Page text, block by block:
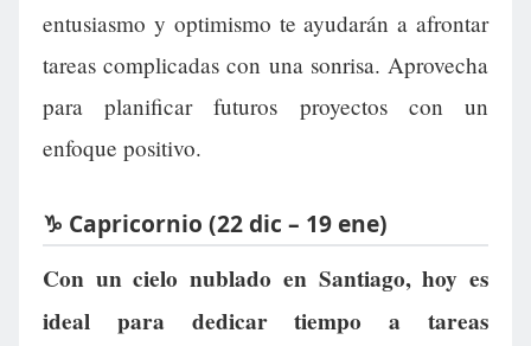
entusiasmo y optimismo te ayudarán a afrontar
tareas complicadas con una sonrisa. Aprovecha
para planificar futuros proyectos con un
enfoque positivo.
♑ Capricornio (22 dic – 19 ene)
Con un cielo nublado en Santiago, hoy es
ideal para dedicar tiempo a tareas